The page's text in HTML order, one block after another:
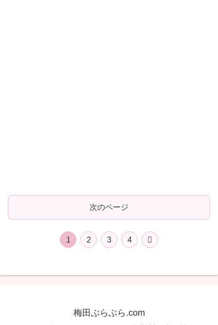
次のページ
1 2 3 4
次
梅田ぶらぶら.com